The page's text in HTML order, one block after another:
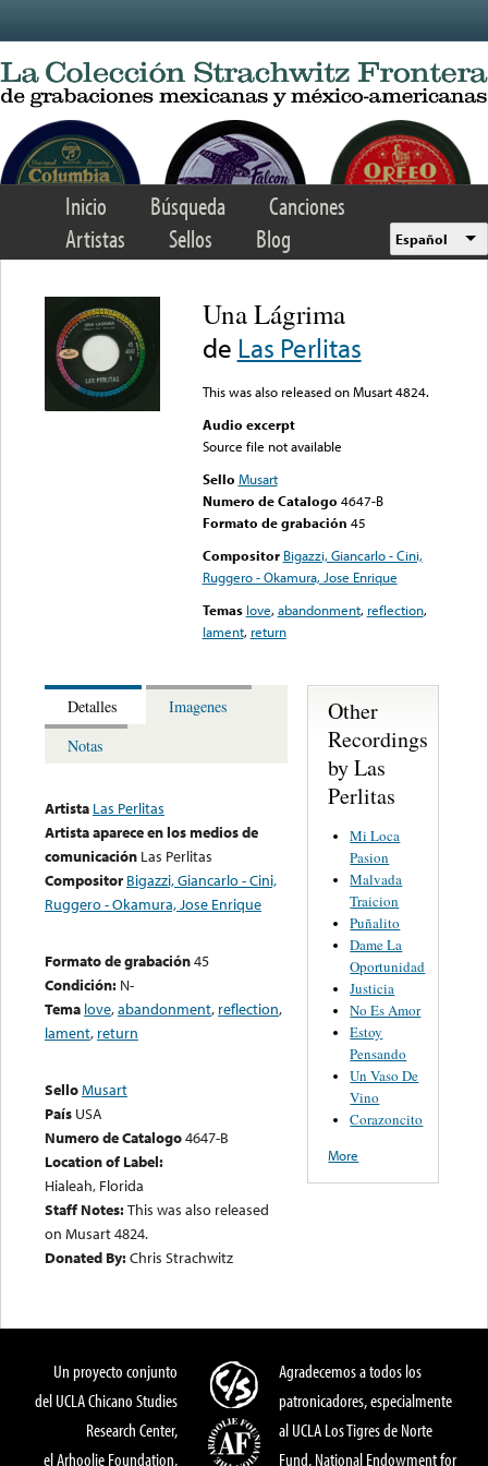
Inicio Búsqueda
Canciones
Artistas
Sellos Blog Español
Una Lágrima
de Las Perlitas
This was also released on Musart 4824.
Audio excerpt
Source file not available
Sello Musart
Numero de Catalogo 4647-B
Formato de grabación 45
Compositor Bigazzi, Giancarlo - Cini,
Ruggero - Okamura, Jose Enrique
Temas love,abandonment, reflection,
lament, return
Detalles
Imagenes
Notas
Artista Las Perlitas
Artista aparece en los medios de
comunicación Las Perlitas
Compositor Bigazzi, Giancarlo - Cini,
Ruggero - Okamura, Jose Enrique
Formato de grabación45
Condición: N-
Tema love,abandonment, reflection,
lament, return
SelloMusart
País USA
Numero de Catalogo4647-B
Location of Label:
Hialeah, Florida
Staff Notes:This was also released
on Musart 4824.
Donated By:Chris Strachwitz
Other
Recordings
by Las
Perlitas
Mi Loca
Pasion
Malvada
Traicion
Puñalito
Dame La
Oportunidad
Justicia
No Es Amor
Estoy
Pensando
Un Vaso De
Vino
Corazoncito
More
Un proyecto conjunto
del UCLA Chicano Studies
Research Center,
el Arhoolie Foundation,
Agradecemos a todos los
patronicadores, especialmente
al UCLA Los Tigres de Norte
Fund, National Endowment for